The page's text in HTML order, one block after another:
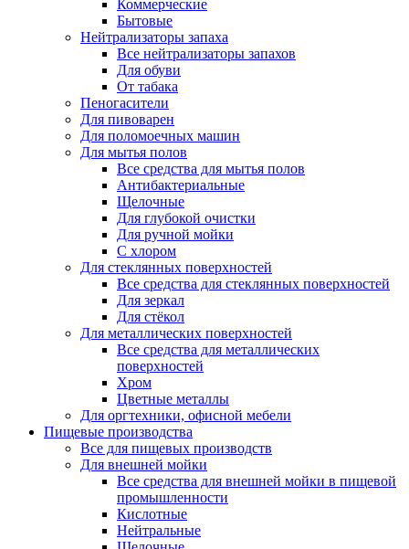
Коммерческие
Бытовые
Нейтрализаторы запаха
Все нейтрализаторы запахов
Для обуви
От табака
Пеногасители
Для пивоварен
Для поломоечных машин
Для мытья полов
Все средства для мытья полов
Антибактериальные
Щелочные
Для глубокой очистки
Для ручной мойки
С хлором
Для стеклянных поверхностей
Все средства для стеклянных поверхностей
Для зеркал
Для стёкол
Для металлических поверхностей
Все средства для металлических
поверхностей
Хром
Цветные металлы
Для оргтехники, офисной мебели
Пищевые производства
Все для пищевых производств
Для внешней мойки
Все средства для внешней мойки в пищевой
промышленности
Кислотные
Нейтральные